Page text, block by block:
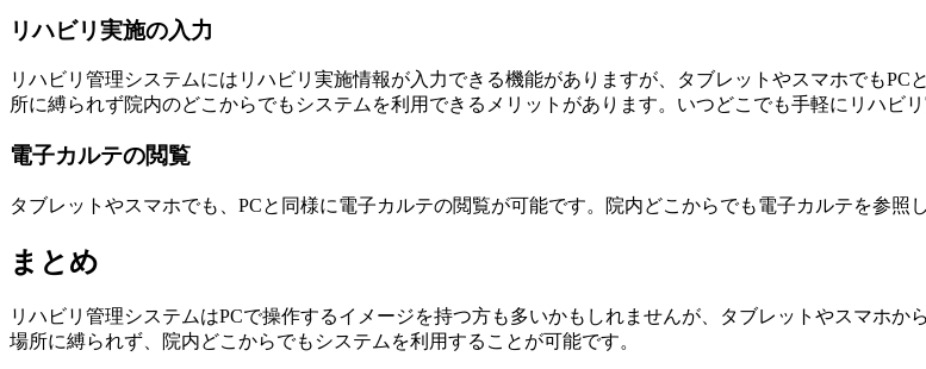
リハビリ実施の入力
リハビリ管理システムにはリハビリ実施情報が入力できる機能がありますが、タブレットやスマホでも
所に縛られず院内のどこからでもシステムを利用できるメリットがあります。いつどこでも手軽にリハビリ
電子カルテの閲覧
タブレットやスマホでも、PCと同様に電子カルテの閲覧が可能です。院内どこからでも電子カルテを参照
まとめ
リハビリ管理システムはPCで操作するイメージを持つ方も多いかもしれませんが、タブレットやスマホ
場所に縛られず、院内どこからでもシステムを利用することが可能です。